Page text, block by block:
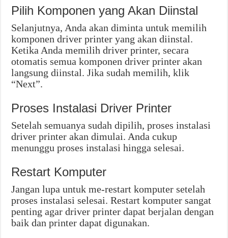
Pilih Komponen yang Akan Diinstal
Selanjutnya, Anda akan diminta untuk memilih
komponen driver printer yang akan diinstal.
Ketika Anda memilih driver printer, secara
otomatis semua komponen driver printer akan
langsung diinstal. Jika sudah memilih, klik
“Next”.
Proses Instalasi Driver Printer
Setelah semuanya sudah dipilih, proses instalasi
driver printer akan dimulai. Anda cukup
menunggu proses instalasi hingga selesai.
Restart Komputer
Jangan lupa untuk me-restart komputer setelah
proses instalasi selesai. Restart komputer sangat
penting agar driver printer dapat berjalan dengan
baik dan printer dapat digunakan.